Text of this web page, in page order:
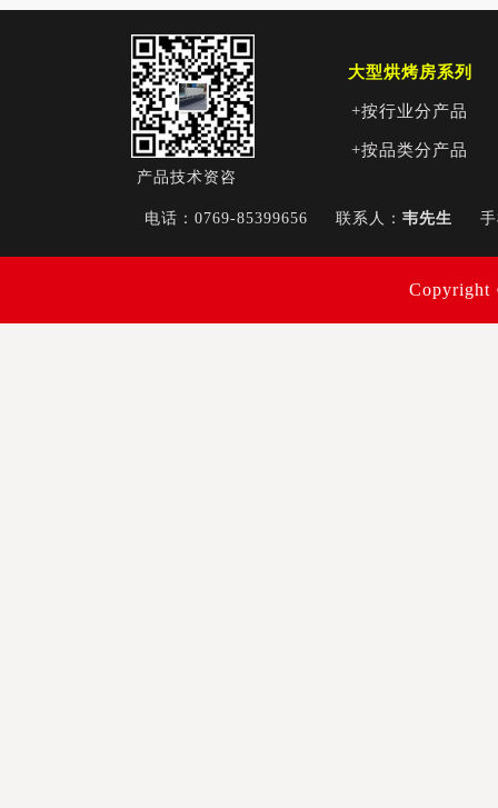
产品技术资咨
大型烘烤房系列
+按行业分产品
+按品类分产品
电话：0769-85399656 联系人： 韦先生
Copyright